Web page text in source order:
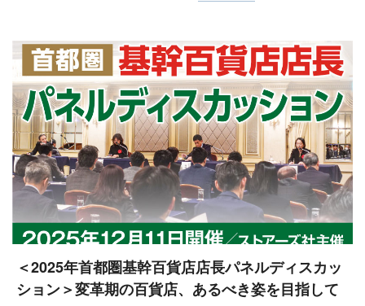
＜2025年首都圏基幹百貨店店長パネルディスカッ
ション＞変革期の百貨店、あるべき姿を目指して